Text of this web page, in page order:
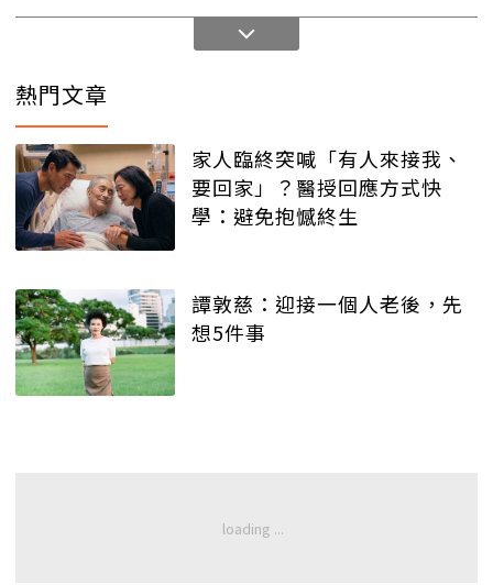
熱門文章
家人臨終突喊「有人來接我、
要回家」？醫授回應方式快
學：避免抱憾終生
譚敦慈：迎接一個人老後，先
想5件事